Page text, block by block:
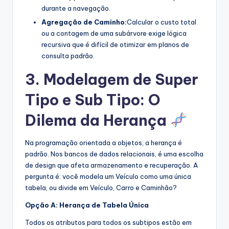
durante a navegação.
Agregação de Caminho:Calcular o custo total
ou a contagem de uma subárvore exige lógica
recursiva que é difícil de otimizar em planos de
consulta padrão.
3. Modelagem de Super
Tipo e Sub Tipo: O
Dilema da Herança
Na programação orientada a objetos, a herança é
padrão. Nos bancos de dados relacionais, é uma escolha
de design que afeta armazenamento e recuperação. A
pergunta é: você modela um Veículo como uma única
tabela, ou divide em Veículo, Carro e Caminhão?
Opção A: Herança de Tabela Única
Todos os atributos para todos os subtipos estão em